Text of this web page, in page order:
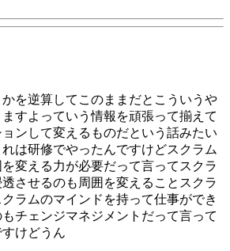
を逆算してこのままだとこういうや
すよっていう情報を頑張って揃えて
ンして変えるものだという話みたい
は研修でやったんですけどスクラム
変える力が必要だって言ってスクラ
させるのも周囲を変えることスクラ
ラムのマインドを持って仕事ができ
チェンジマネジメントだって言って
けどうん